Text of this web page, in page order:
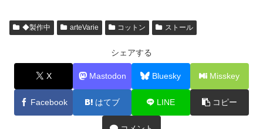
◆製作中 arteVarie コットン ストール
シェアする
X Mastodon Bluesky Misskey
Facebook はてブ LINE コピー